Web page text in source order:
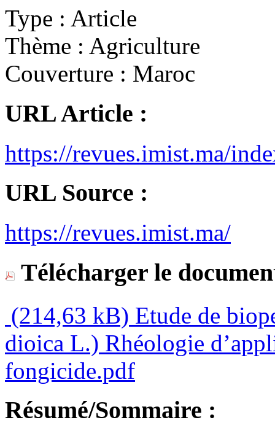
Type : Article
Thème : Agriculture
Couverture : Maroc
URL Article :
https://revues.imist.ma/
URL Source :
https://revues.imist.ma/
Télécharger le
(214,63 kB) Etude de
dioica L.) Rhéologie
fongicide.pdf
Résumé/Sommaire :